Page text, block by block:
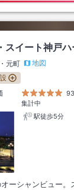
イート神戸ハ
元町
地図
集計中
駅徒歩5分
ーシャンビュー。